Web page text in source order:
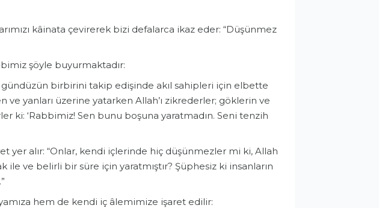
kâinata çevirerek bizi defalarca ikaz eder: “Düşünmez
şöyle buyurmaktadır:
gündüzün birbirini takip edişinde akıl sahipleri için elbette
ve yanları üzerine yatarken Allah’ı zikrederler; göklerin ve
ki: ‘Rabbimiz! Sen bunu boşuna yaratmadın. Seni tenzih
yer alır: “Onlar, kendi içlerinde hiç düşünmezler mi ki, Allah
ile ve belirli bir süre için yaratmıştır? Şüphesiz ki insanların
hem de kendi iç âlemimize işaret edilir: